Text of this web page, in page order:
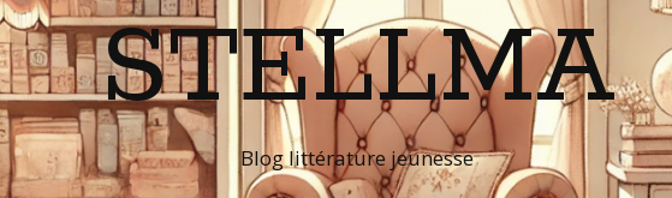
STELLMA
Blog littérature jeunesse